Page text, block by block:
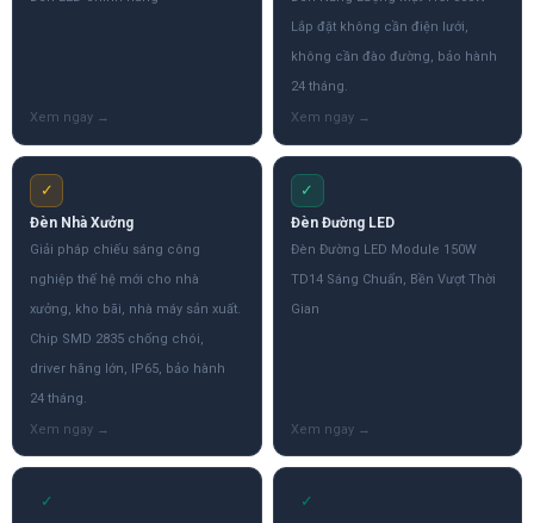
Lắp đặt không cần điện lưới,
không cần đào đường, bảo hành
24 tháng.
✓
Đèn Nhà Xưởng
Giải pháp chiếu sáng công
nghiệp thế hệ mới cho nhà
xưởng, kho bãi, nhà máy sản xuất.
Chip SMD 2835 chống chói,
driver hãng lớn, IP65, bảo hành
24 tháng.
✓
Đèn Đường LED
Đèn Đường LED Module 150W
TD14 Sáng Chuẩn, Bền Vượt Thời
Gian
✓ ✓